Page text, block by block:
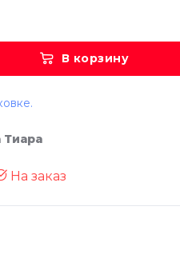
В корзину
Тиара
На заказ